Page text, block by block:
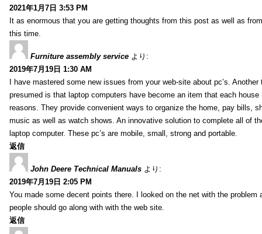
2021年1月7日 3:53 PM
It as enormous that you are getting thoughts from this post as well as
this time.
Furniture assembly service より:
2019年7月19日 1:30 AM
I have mastered some new issues from your web-site about pc’s. Another
presumed is that laptop computers have become an item that each
reasons. They provide convenient ways to organize the home, pay bills,
music as well as watch shows. An innovative solution to complete all of
laptop computer. These pc’s are mobile, small, strong and portable.
返信
John Deere Technical Manuals より:
2019年7月19日 2:05 PM
You made some decent points there. I looked on the net with the problem
people should go along with with the web site.
返信